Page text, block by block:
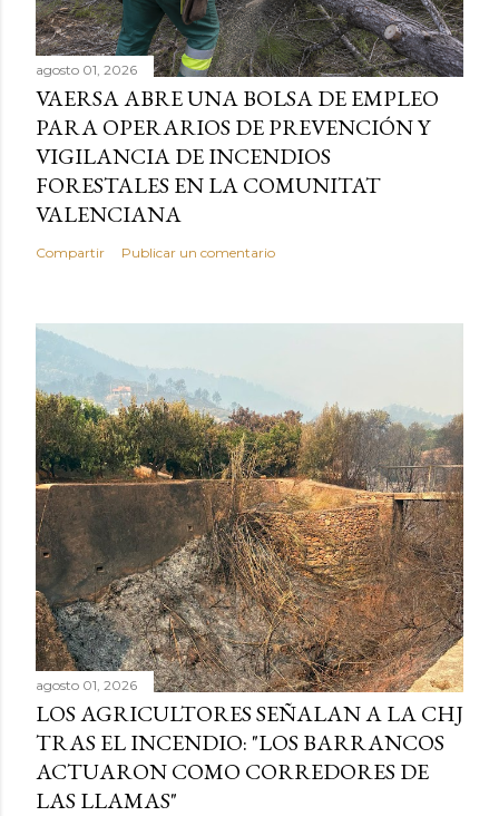
agosto 01, 2026
VAERSA ABRE UNA BOLSA DE EMPLEO
PARA OPERARIOS DE PREVENCIÓN Y
VIGILANCIA DE INCENDIOS
FORESTALES EN LA COMUNITAT
VALENCIANA
Compartir Publicar un comentario
agosto 01, 2026
LOS AGRICULTORES SEÑALAN A LA CHJ
TRAS EL INCENDIO: "LOS BARRANCOS
ACTUARON COMO CORREDORES DE
LAS LLAMAS"